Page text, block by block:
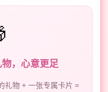
，心意更足
礼物 + 一张专属卡片 =